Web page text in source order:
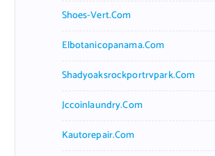
Shoes-Vert.com
Elbotanicopanama.com
Shadyoaksrockportrvpark.com
Jccoinlaundry.com
Kautorepair.com